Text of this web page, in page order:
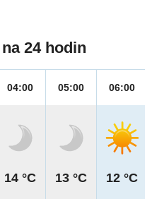
24 hodin
04:00
14 °C
05:00
13 °C
06:00
12 °C